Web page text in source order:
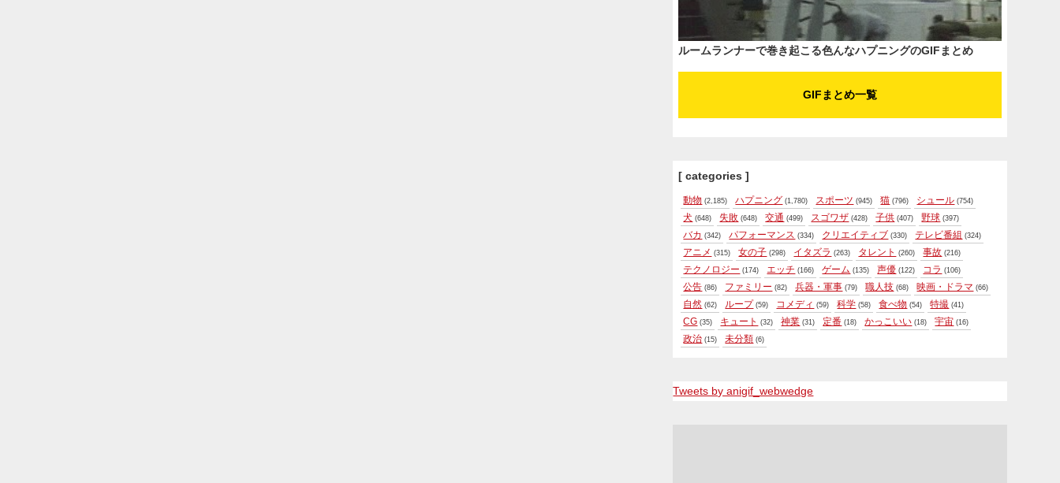
ルームランナーで巻き起こる色んなハプニングのGIFまとめ
GIFまとめ一覧
[ categories ]
動物 (2,185) ハプニング (1,780) スポーツ (945) 猫 (796) シュール (754)
犬 (648) 失敗 (648) 交通 (499) スゴワザ (428) 子供 (407) 野球 (397)
バカ (342) パフォーマンス (334) クリエイティブ (330) テレビ番組 (324)
アニメ (315) 女の子 (298) イタズラ (263) タレント (260) 事故 (216)
テクノロジー (174) エッチ (166) ゲーム (135) 声優 (122) コラ (106)
公告 (86) ファミリー (82) 兵器・軍事 (79) 職人技 (68) 映画・ドラマ (66)
自然 (62) ループ (59) コメディ (59) 科学 (58) 食べ物 (54) 特撮 (41)
CG (35) キュート (32) 神業 (31) 定番 (18) かっこいい (18) 宇宙 (16)
政治 (15) 未分類 (6)
Tweets by anigif_webwedge